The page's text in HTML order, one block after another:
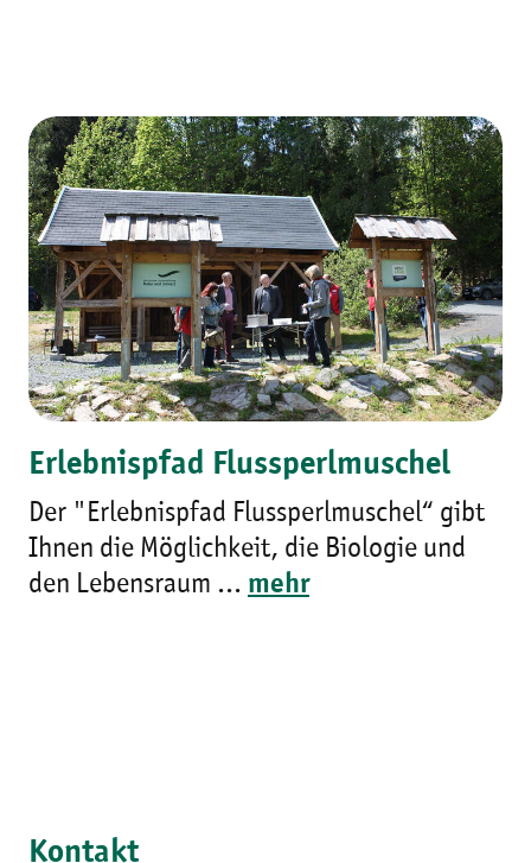
Erlebnispfad Flussperlmuschel
Der "Erlebnispfad Flussperlmuschel“ gibt
Ihnen die Möglichkeit, die Biologie und
den Lebensraum ... mehr
Kontakt